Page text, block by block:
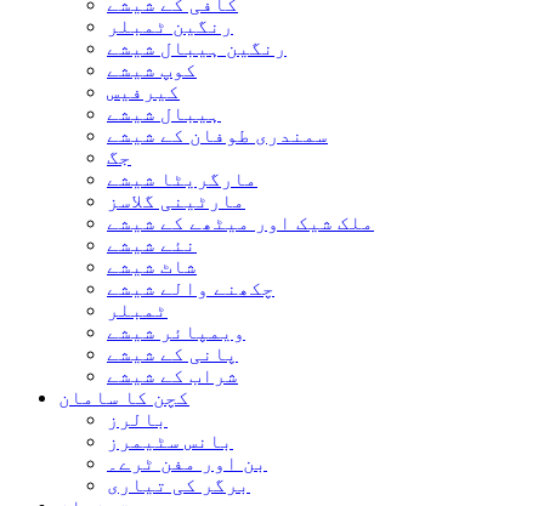
رنگین ٹمبلر
رنگین ہیبال شیشے
کوپ شیشے
کیرفیس
ہیبال شیشے
سمندری طوفان کے شیشے
جگ
مارگریٹا شیشے
مارٹینی گلاسز
ملک شیک اور میٹھے کے شیشے
نئے شیشے
شاٹ شیشے
چکھنے والے شیشے
ٹمبلر
ویمپائر شیشے
پانی کے شیشے
شراب کے شیشے
کچن کا سامان
بالرز
بانس سٹیمرز
بن اور مفن ٹرے۔
برگر کی تیاری